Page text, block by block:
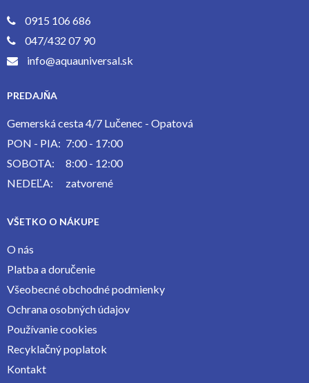
0915 106 686
047/432 07 90
info@aquauniversal.sk
PREDAJŇA
Gemerská cesta 4/7 Lučenec - Opatová
PON - PIA: 7:00 - 17:00
SOBOTA:
8:00 - 12:00
NEDEĽA:
zatvorené
VŠETKO O NÁKUPE
O nás
Platba a doručenie
Všeobecné obchodné podmienky
Ochrana osobných údajov
Používanie cookies
Recyklačný poplatok
Kontakt